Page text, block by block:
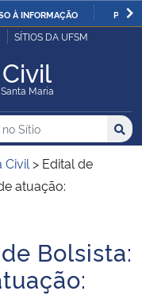
À INFORMAÇÃO
SÍTIOS DA UFSM
Maria
no no Sítio
Civil > Edital de
atuação:
Bolsista: